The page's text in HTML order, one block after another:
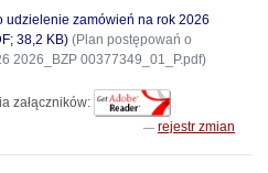
udzielenie zamówień na rok 2026
38,2 KB) (Plan postępowań o
2026_BZP 00377349_01_P.pdf)
załączników:
rejestr zmian